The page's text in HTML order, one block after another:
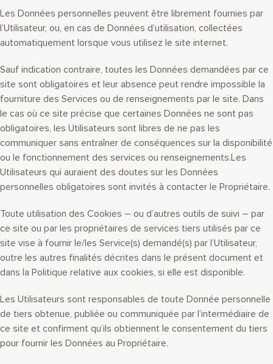
Les Données personnelles peuvent être librement fournies par
l’Utilisateur, ou, en cas de Données d’utilisation, collectées
automatiquement lorsque vous utilisez le site internet.
Sauf indication contraire, toutes les Données demandées par ce
site sont obligatoires et leur absence peut rendre impossible la
fourniture des Services ou de renseignements par le site. Dans
le cas où ce site précise que certaines Données ne sont pas
obligatoires, les Utilisateurs sont libres de ne pas les
communiquer sans entraîner de conséquences sur la disponibilité
ou le fonctionnement des services ou renseignements.Les
Utilisateurs qui auraient des doutes sur les Données
personnelles obligatoires sont invités à contacter le Propriétaire.
Toute utilisation des Cookies – ou d’autres outils de suivi – par
ce site ou par les propriétaires de services tiers utilisés par ce
site vise à fournir le/les Service(s) demandé(s) par l’Utilisateur,
outre les autres finalités décrites dans le présent document et
dans la Politique relative aux cookies, si elle est disponible.
Les Utilisateurs sont responsables de toute Donnée personnelle
de tiers obtenue, publiée ou communiquée par l’intermédiaire de
ce site et confirment qu’ils obtiennent le consentement du tiers
pour fournir les Données au Propriétaire.